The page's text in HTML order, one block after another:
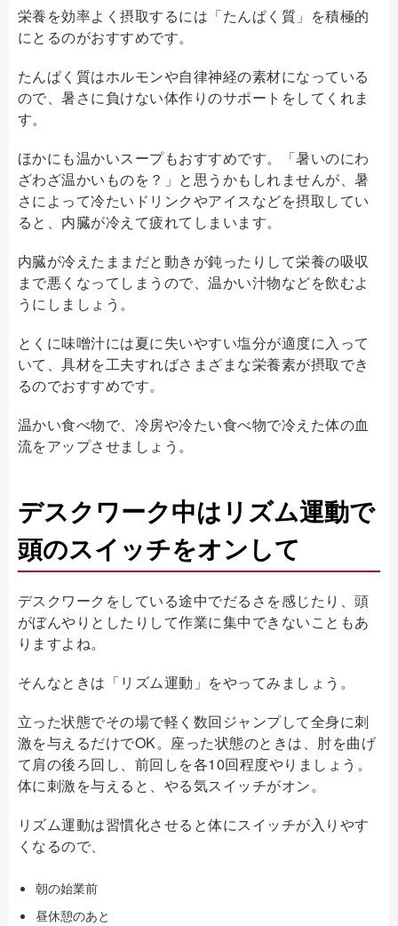
栄養を効率よく摂取するには「たんぱく質」を積極的
にとるのがおすすめです。
たんぱく質はホルモンや自律神経の素材になっている
ので、暑さに負けない体作りのサポートをしてくれま
す。
ほかにも温かいスープもおすすめです。「暑いのにわ
ざわざ温かいものを？」と思うかもしれませんが、暑
さによって冷たいドリンクやアイスなどを摂取してい
ると、内臓が冷えて疲れてしまいます。
内臓が冷えたままだと動きが鈍ったりして栄養の吸収
まで悪くなってしまうので、温かい汁物などを飲むよ
うにしましょう。
とくに味噌汁には夏に失いやすい塩分が適度に入って
いて、具材を工夫すればさまざまな栄養素が摂取でき
るのでおすすめです。
温かい食べ物で、冷房や冷たい食べ物で冷えた体の血
流をアップさせましょう。
デスクワーク中はリズム運動で
頭のスイッチをオンして
デスクワークをしている途中でだるさを感じたり、頭
がぼんやりとしたりして作業に集中できないこともあ
りますよね。
そんなときは「リズム運動」をやってみましょう。
立った状態でその場で軽く数回ジャンプして全身に刺
激を与えるだけでOK。座った状態のときは、肘を曲げ
て肩の後ろ回し、前回しを各10回程度やりましょう。
体に刺激を与えると、やる気スイッチがオン。
リズム運動は習慣化させると体にスイッチが入りやす
くなるので、
朝の始業前
昼休憩のあと